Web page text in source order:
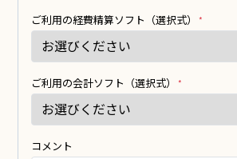
ご利用の経費精算ソフト（選択式）
ご利用の会計ソフト（選択式）
コメント